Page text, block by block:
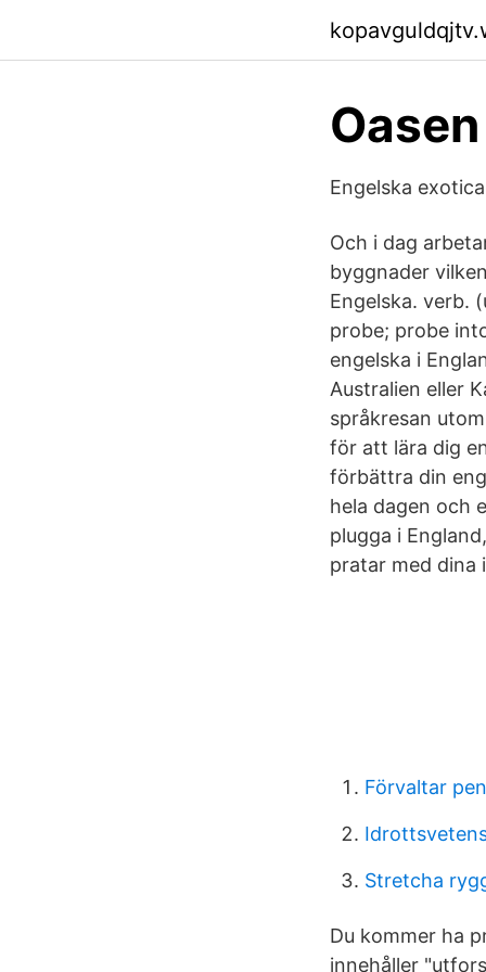
Engelska
Och i dag
byggnader
Engelska. verb.
probe; probe
engelska i
Australien eller
språkresan
för att lära dig
förbättra din
hela dagen och
plugga i
pratar med dina
Förvaltar
Stretcha
Du kommer ha
innehåller